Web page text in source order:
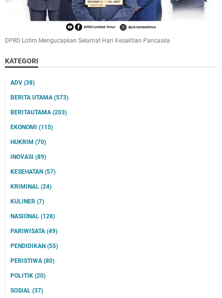
DPRD Lotim Mengucapkan Selamat Hari Kesaktian Pancasila
KATEGORI
ADV (38)
BERITA UTAMA (573)
BERITAUTAMA (203)
EKONOMI (115)
HUKRIM (70)
INOVASI (89)
KESEHATAN (57)
KRIMINAL (24)
KULINER (7)
NASIONAL (128)
PARIWISATA (49)
PENDIDIKAN (55)
PERISTIWA (80)
POLITIK (20)
SOSIAL (37)